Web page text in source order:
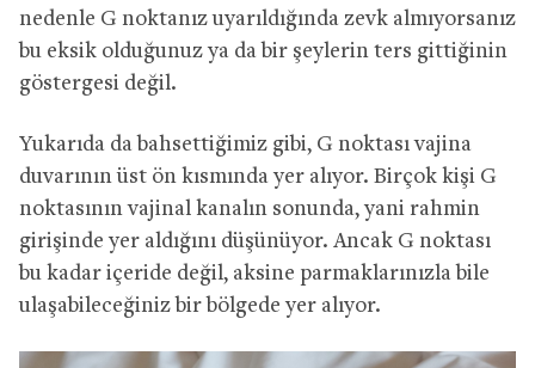
nedenle G noktanız uyarıldığında zevk almıyorsanız
bu eksik olduğunuz ya da bir şeylerin ters gittiğinin
göstergesi değil.
Yukarıda da bahsettiğimiz gibi, G noktası vajina
duvarının üst ön kısmında yer alıyor. Birçok kişi G
noktasının vajinal kanalın sonunda, yani rahmin
girişinde yer aldığını düşünüyor. Ancak G noktası
bu kadar içeride değil, aksine parmaklarınızla bile
ulaşabileceğiniz bir bölgede yer alıyor.